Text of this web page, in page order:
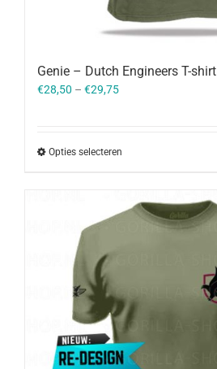
Genie – Dutch Engineers T-shirt
€28,50 – €29,75
Opties selecteren